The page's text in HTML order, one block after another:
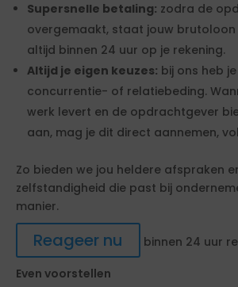
Supersnelle betaling: zodra de
overgemaakt, staat jouw
altijd binnen 24 uur op je rekening.
Altijd je eigen keuzes: bij ons heb
concurrentie- of relatiebeding.
werk levert en de opdrachtgever
aan, mag je dit direct aannemen,
Zo bieden we jou heldere afspraken
zelfstandigheid die past bij
manier.
Reageer nu
binnen 24 uur
Even voorstellen